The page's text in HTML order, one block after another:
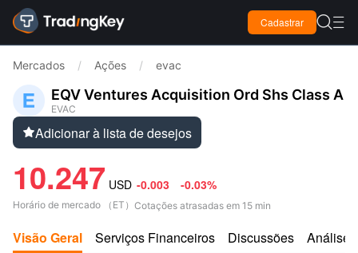
Cadastrar  
Mercados / Ações / evac
EQV Ventures Acquisition Ord Shs Class A
EVAC
Adicionar à lista de desejos
10.247 USD -0.003 -0.03%
Horário de mercado （ ET ） Cotações atrasadas em 15 min
Visão Geral Serviços Financeiros Discussões Análises